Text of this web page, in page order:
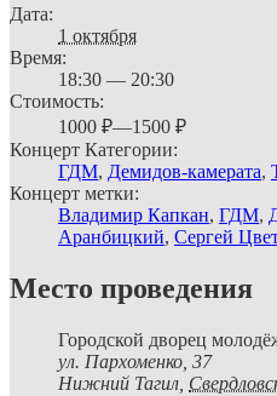
Дата:
1 октября
Время:
18:30 — 20:30
Стоимость:
1000 ₽—1500 ₽
Концерт Категории:
ГДМ, Демидов-камерата,
Концерт метки:
Владимир Капкан, ГДМ,
Аранбицкий, Сергей
Место проведения
Городской дворец
ул. Пархоменко, 37
Нижний Тагил